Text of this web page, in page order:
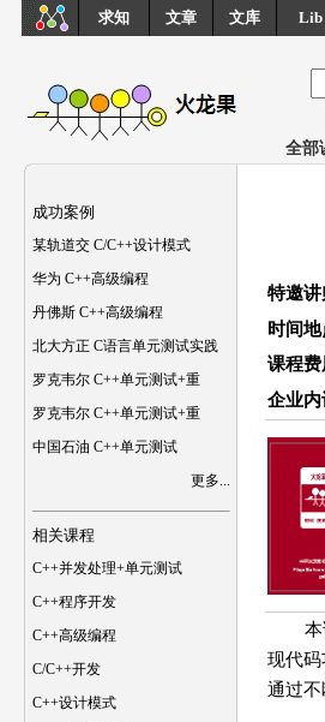
求知 文章 文库 Lib
全部
成功案例
某轨道交 C/C++设计模式
华为 C++高级编程
丹佛斯 C++高级编程
北大方正 C语言单元测试实践
罗克韦尔 C++单元测试+重
罗克韦尔 C++单元测试+重
中国石油 C++单元测试
更多...
相关课程
C++并发处理+单元测试
C++程序开发
C++高级编程
C/C++开发
C++设计模式
特邀讲
时间地
课程费
企业内
本
现代码
通过不